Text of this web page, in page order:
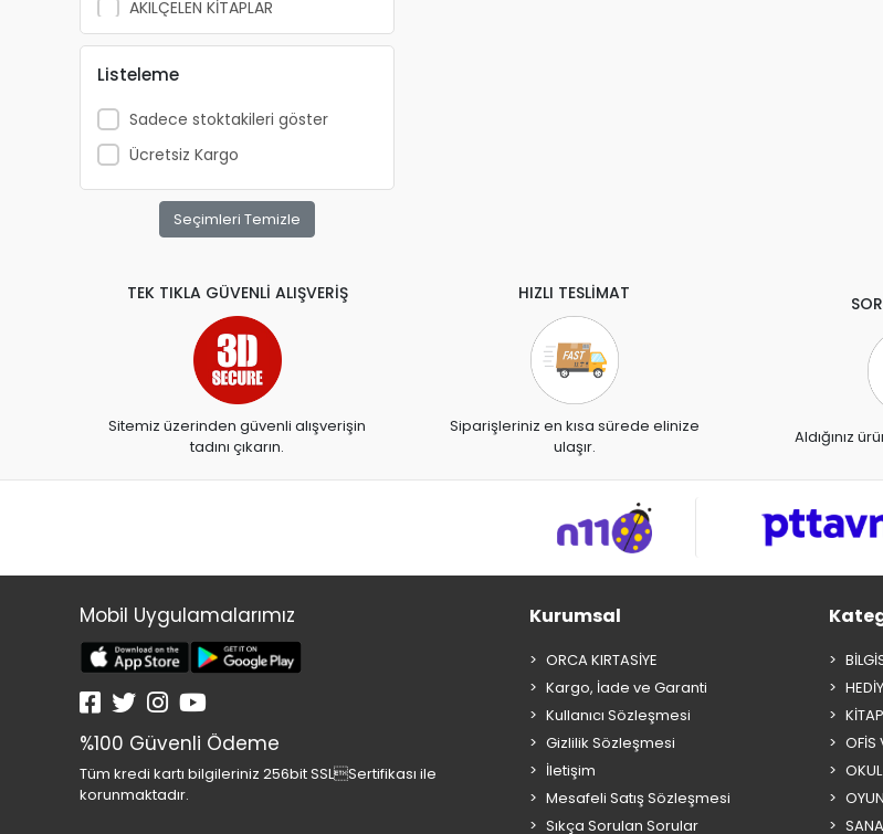
AKILÇELEN KİTAPLAR
ALEMDAR
ALEX SCHOELLER
ALFA YAYINLARI
ALPİNO
ALTIN KİTAP
APRİL
ARKADAŞ YAYINCILIK
ARTDECO
ARTDECO 140
ARTEMİS YAYINLARI
BAYINDIR
BEAR&DEAR
BECKS
BELMİL
BENETTON
BESTWAY
BEYAZ BALİNA YAYINLARI
Listeleme
Sadece stoktakileri göster
Ücretsiz Kargo
Seçimleri Temizle
TEK TIKLA GÜVENLİ ALIŞVERİŞ
Sitemiz üzerinden güvenli alışverişin
tadını çıkarın.
HIZLI TESLİMAT
Siparişleriniz en kısa sürede elinize
ulaşır.
Aldığınız
Mobil Uygulamalarımız
%100 Güvenli Ödeme
Tüm kredi kartı bilgileriniz 256bit SSLSertifikası ile
korunmaktadır.
Kurumsal
ORCA KIRTASİYE
Kargo, İade ve Garanti
Kullanıcı Sözleşmesi
Gizlilik Sözleşmesi
İletişim
Mesafeli Satış Sözleşmesi
Sıkça Sorulan Sorular
OFİS